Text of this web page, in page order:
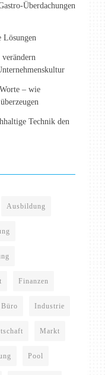
Überdachungen
Lösungen
– wie
Technik den
Ausbildung
Finanzen
Industrie
Markt
Pool